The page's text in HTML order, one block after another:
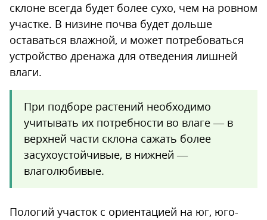
склоне всегда будет более сухо, чем на ровном
участке. В низине почва будет дольше
оставаться влажной, и может потребоваться
устройство дренажа для отведения лишней
влаги.
При подборе растений необходимо
учитывать их потребности во влаге — в
верхней части склона сажать более
засухоустойчивые, в нижней —
влаголюбивые.
Пологий участок с ориентацией на юг, юго-